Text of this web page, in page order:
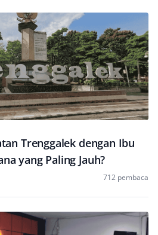
Trenggalek dengan Ibu
yang Paling Jauh?
712 pembaca